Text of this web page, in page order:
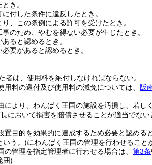
き。
付した条件に違反したとき。
、この条例による許可を受けたとき。
のため、やむを得ない必要が生じたとき。
ると認めるとき。
要があると認めるとき。
者は、使用料を納付しなければならない。
料の還付及び使用料の減免については、 阪
により、わんぱく王国の施設を汚損し、若
において損害を賠償させることが適当でない
置目的を効果的に達成するため必要と認める
いう。)にわんぱく王国の管理を行わせること
管理を指定管理者に行わせる場合は、 第3条
囲)